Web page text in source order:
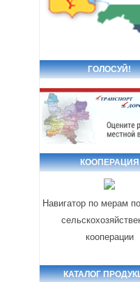
ГОЛОСУЙ!
КООПЕРАЦИЯ
Навигатор по мерам
кооперации
КАТАЛОГ